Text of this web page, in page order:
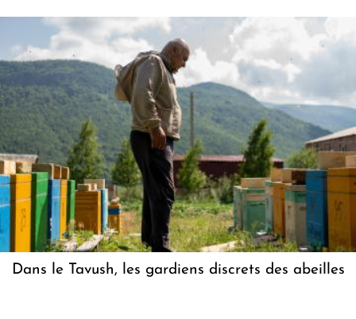
Dans le Tavush, les gardiens discrets des abeilles